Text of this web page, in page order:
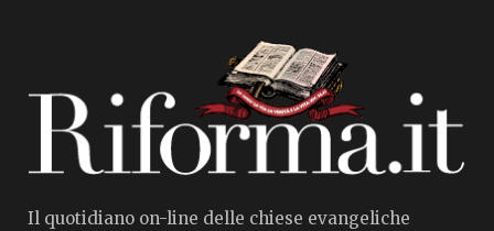
Il quotidiano on-line delle chiese evangeliche